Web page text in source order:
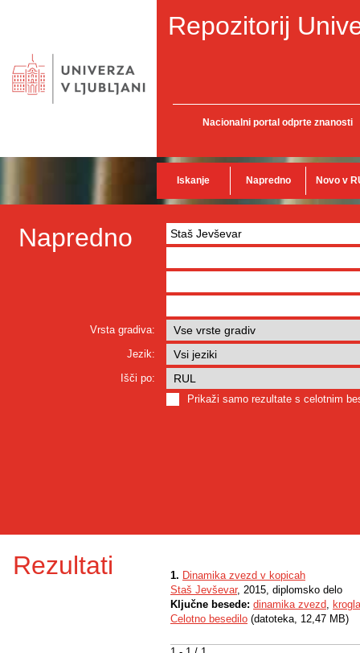
Repozitorij
Nacionalni portal odprte znanosti
Iskanje Napredno Novo v
Napredno
Vrsta gradiva:
Jezik:
Išči po:
Prikaži samo rezultate s celotnim
Rezultati 1. Dinamika zvezd v kopicah
Staš Jevševar, 2015, diplomsko delo
Ključne besede: dinamika zvezd,
Celotno besedilo (datoteka, 12,47 MB)